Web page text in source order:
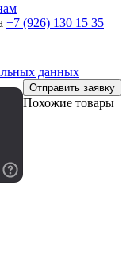
+7 (926) 130 15 35
данных
Отправить заявку
Похожие товары